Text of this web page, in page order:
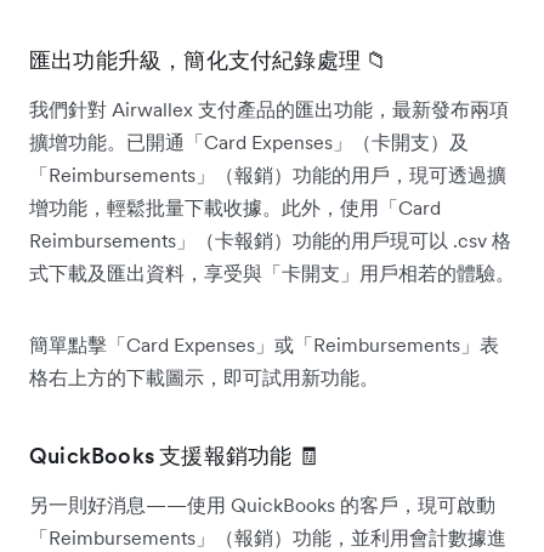
匯出功能升級，簡化支付紀錄處理 📁
我們針對 Airwallex 支付產品的匯出功能，最新發布兩項
擴增功能。已開通「Card Expenses」（卡開支）及
「Reimbursements」（報銷）功能的用戶，現可透過擴
增功能，輕鬆批量下載收據。此外，使用「Card
Reimbursements」（卡報銷）功能的用戶現可以 .csv 格
式下載及匯出資料，享受與「卡開支」用戶相若的體驗。
簡單點擊「Card Expenses」或「Reimbursements」表
格右上方的下載圖示，即可試用新功能。
QuickBooks 支援報銷功能 🧾
另一則好消息——使用 QuickBooks 的客戶，現可啟動
「Reimbursements」（報銷）功能，並利用會計數據進